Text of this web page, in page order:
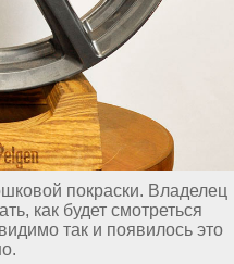
покраски. Владелец
как будет смотреться
так и появилось это